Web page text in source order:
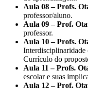
Aula 08 – Profs.
professor/aluno.
Aula 09 – Prof.
professor.
Aula 10 – Profs.
Interdisciplinaridade
Currículo do
Aula 11 – Profs.
escolar e suas
Aula 12 – Prof.